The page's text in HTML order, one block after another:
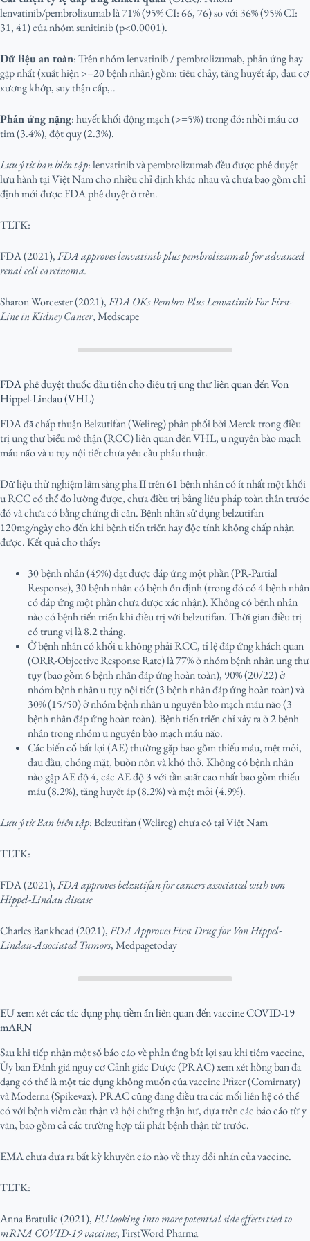
lenvatinib/pembrolizumab là 71% (95% CI: 66, 76) so với 36% (95% CI:
31, 41) của nhóm sunitinib (p<0.0001).
Dữ liệu an toàn: Trên nhóm lenvatinib / pembrolizumab, phản ứng hay
gặp nhất (xuất hiện >=20 bệnh nhân) gồm: tiêu chảy, tăng huyết áp, đau cơ
xương khớp, suy thận cấp,..
Phản ứng nặng: huyết khối động mạch (>=5%) trong đó: nhồi máu cơ
tim (3.4%), đột quỵ (2.3%).
Lưu ý từ ban biên tập: lenvatinib và pembrolizumab đều được phê duyệt
lưu hành tại Việt Nam cho nhiều chỉ định khác nhau và chưa bao gồm chỉ
định mới được FDA phê duyệt ở trên.
TLTK:
FDA (2021),FDA approves lenvatinib plus pembrolizumab for advanced
renal cell carcinoma.
Sharon Worcester (2021),FDA OKs Pembro Plus Lenvatinib For First-
Line in Kidney Cancer, Medscape
FDA phê duyệt thuốc đầu tiên cho điều trị ung thư liên quan đến Von
Hippel-Lindau (VHL)
FDA đã chấp thuận Belzutifan (Welireg) phân phối bởi Merck trong điều
trị ung thư biểu mô thận (RCC) liên quan đến VHL, u nguyên bào mạch
máu não và u tụy nội tiết chưa yêu cầu phẫu thuật.
Dữ liệu thử nghiệm lâm sàng pha II trên 61 bệnh nhân có ít nhất một khối
u RCC có thể đo lường được, chưa điều trị bằng liệu pháp toàn thân trước
đó và chưa có bằng chứng di căn. Bệnh nhân sử dụng belzutifan
120mg/ngày cho đến khi bệnh tiến triển hay độc tính không chấp nhận
được. Kết quả cho thấy:
30 bệnh nhân (49%) đạt được đáp ứng một phần (PR-Partial
Response), 30 bệnh nhân có bệnh ổn định (trong đó có 4 bệnh nhân
có đáp ứng một phần chưa được xác nhận). Không có bệnh nhân
nào có bệnh tiến triển khi điều trị với belzutifan. Thời gian điều trị
có trung vị là 8.2 tháng.
Ở bệnh nhân có khối u không phải RCC, tỉ lệ đáp ứng khách quan
(ORR-Objective Response Rate) là 77% ở nhóm bệnh nhân ung thư
tụy (bao gồm 6 bệnh nhân đáp ứng hoàn toàn), 90% (20/22) ở
nhóm bệnh nhân u tụy nội tiết (3 bệnh nhân đáp ứng hoàn toàn) và
30% (15/50) ở nhóm bệnh nhân u nguyên bào mạch máu não (3
bệnh nhân đáp ứng hoàn toàn). Bệnh tiến triển chỉ xảy ra ở 2 bệnh
nhân trong nhóm u nguyên bào mạch máu não.
Các biến cố bất lợi (AE) thường gặp bao gồm thiếu máu, mệt mỏi,
đau đầu, chóng mặt, buồn nôn và khó thở. Không có bệnh nhân
nào gặp AE độ 4, các AE độ 3 với tần suất cao nhất bao gồm thiếu
máu (8.2%), tăng huyết áp (8.2%) và mệt mỏi (4.9%).
Lưu ý từ Ban biên tập: Belzutifan (Welireg) chưa có tại Việt Nam
TLTK:
FDA (2021),FDA approves belzutifan for cancers associated with von
Hippel-Lindau disease
Charles Bankhead (2021),FDA Approves First Drug for Von Hippel-
Lindau-Associated Tumors, Medpagetoday
EU xem xét các tác dụng phụ tiềm ẩn liên quan đến vaccine COVID-19
mARN
Sau khi tiếp nhận một số báo cáo về phản ứng bất lợi sau khi tiêm vaccine,
Ủy ban Đánh giá nguy cơ Cảnh giác Dược (PRAC) xem xét hồng ban đa
dạng có thể là một tác dụng không muốn của vaccine Pfizer (Comirnaty)
và Moderna (Spikevax). PRAC cũng đang điều tra các mối liên hệ có thể
có với bệnh viêm cầu thận và hội chứng thận hư, dựa trên các báo cáo từ y
văn, bao gồm cả các trường hợp tái phát bệnh thận từ trước.
EMA chưa đưa ra bất kỳ khuyến cáo nào về thay đổi nhãn của vaccine.
TLTK:
Anna Bratulic (2021),EU looking into more potential side effects tied to
mRNA COVID-19 vaccines, FirstWord Pharma